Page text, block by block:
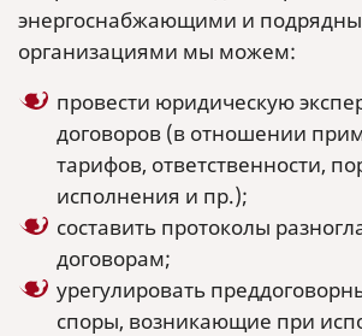
энергоснабжающими и
организациями мы можем:
провести юридическую
договоров (в отношении
тарифов, ответственности,
исполнения и пр.);
составить протоколы
договорам;
урегулировать
споры, возникающие при